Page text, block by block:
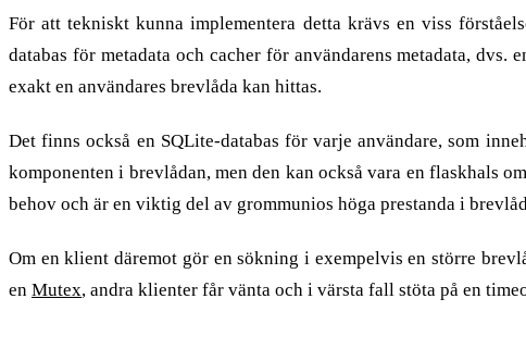
För att tekniskt kunna implementera detta krävs en viss
databas för metadata och cacher för användarens metadata,
exakt en användares brevlåda kan hittas.
Det finns också en SQLite-databas för varje användare, som
komponenten i brevlådan, men den kan också vara en flaskhals
behov och är en viktig del av grommunios höga prestanda i
Om en klient däremot gör en sökning i exempelvis en större
en Mutex, andra klienter får vänta och i värsta fall stöta på en